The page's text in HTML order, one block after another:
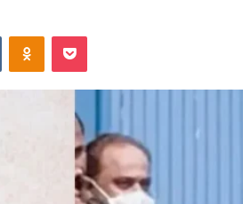
VKontakteOdnoklassniki
Pocket